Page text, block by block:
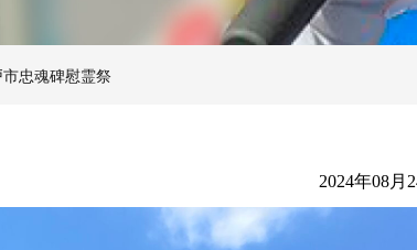
市忠魂碑慰霊祭
2024年08月